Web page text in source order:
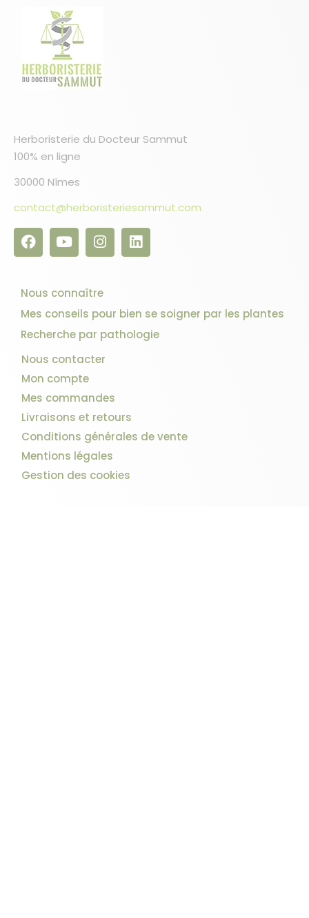
3 avis
Herboristerie du Docteur Sammut
100% en ligne
30000 Nîmes
contact@herboristeriesammut.com
Nous connaître
Mes conseils pour bien se soigner par les plantes
Recherche par pathologie
Nous contacter
Mon compte
Mes commandes
Livraisons et retours
Conditions générales de vente
Mentions légales
Gestion des cookies